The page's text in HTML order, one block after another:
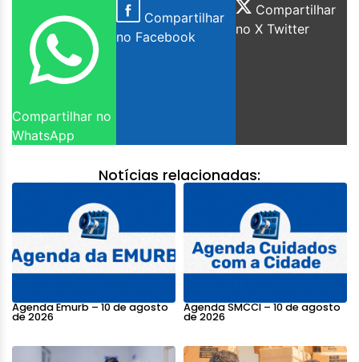
Compartilhar no
WhatsApp
Compartilhar
no Facebook
Compartilhar
no X Twitter
Notícias relacionadas:
Agenda Emurb – 10 de agosto
de 2026
Agenda SMCCI – 10 de agosto
de 2026